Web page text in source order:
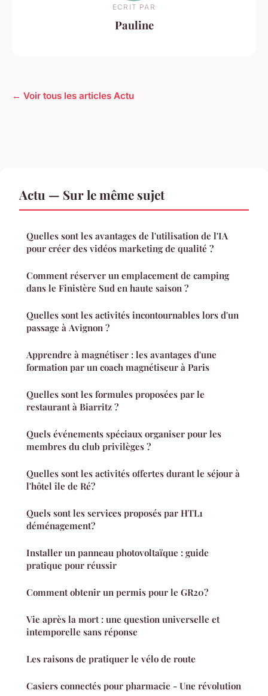
ECRIT PAR
Pauline
← Voir tous les articles Actu
Actu — Sur le même sujet
Quelles sont les avantages de l'utilisation de l'IA
pour créer des vidéos marketing de qualité ?
Comment réserver un emplacement de camping
dans le Finistère Sud en haute saison ?
Quelles sont les activités incontournables lors d'un
passage à Avignon ?
Apprendre à magnétiser : les avantages d'une
formation par un coach magnétiseur à Paris
Quelles sont les formules proposées par le
restaurant à Biarritz ?
Quels événements spéciaux organiser pour les
membres du club privilèges ?
Quelles sont les activités offertes durant le séjour à
l'hôtel île de Ré?
Quels sont les services proposés par HTL1
déménagement?
Installer un panneau photovoltaïque : guide
pratique pour réussir
Comment obtenir un permis pour le GR20?
Vie après la mort : une question universelle et
intemporelle sans réponse
Les raisons de pratiquer le vélo de route
Casiers connectés pour pharmacie - Une révolution